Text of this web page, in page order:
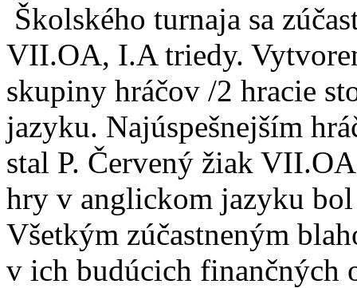
Školského turnaja sa
VII.OA, I.A triedy.
skupiny hráčov /2 hracie
jazyku. Najúspešnejším
stal P. Červený žiak
hry v anglickom jazyku
Všetkým zúčastneným
v ich budúcich finančných